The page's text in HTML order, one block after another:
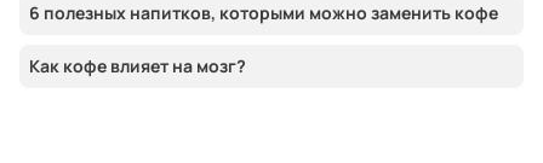
6 полезных напитков, которыми можно заменить кофе
Как кофе влияет на мозг?